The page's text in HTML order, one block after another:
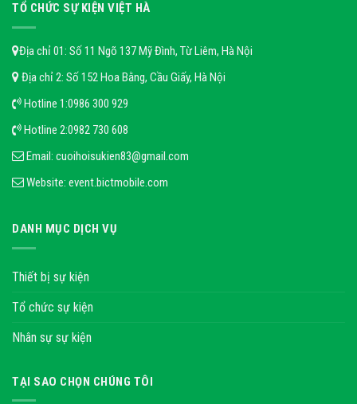
TỔ CHỨC SỰ KIỆN VIỆT HÀ
Địa chỉ 01: Số 11 Ngõ 137 Mỹ Đình, Từ Liêm, Hà Nội
Địa chỉ 2: Số 152 Hoa Bằng, Cầu Giấy, Hà Nội
Hotline 1:0986 300 929
Hotline 2:0982 730 608
Email: cuoihoisukien83@gmail.com
Website: event.bictmobile.com
DANH MỤC DỊCH VỤ
Thiết bị sự kiện
Tổ chức sự kiện
Nhân sự sự kiện
TẠI SAO CHỌN CHÚNG TÔI